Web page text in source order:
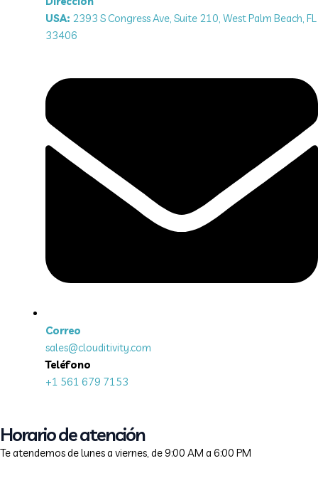
USA: 2393 S Congress Ave, Suite 210, West Palm Beach, FL
33406
Correo
sales@clouditivity.com
Teléfono
+1 561 679 7153
Horario de atención
Te atendemos de lunes a viernes, de 9:00 AM a 6:00 PM